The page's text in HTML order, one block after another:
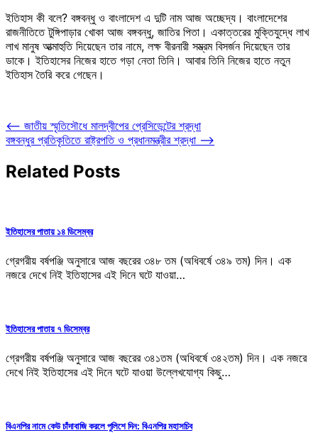
ইতিহাস কী বলে? বঙ্গবন্ধু ও বাংলাদেশ এ দুটি নাম আজ অচ্ছেদ্য। বাংলাদেশের
রাজনীতিতে টুঙ্গিপাড়ার খোকা আজ বঙ্গবন্ধু, জাতির পিতা। একাত্তরের মুক্তিযুদ্ধে লাখ
লাখ মানুষ আত্মাহুতি দিয়েছেন তার নামে, লক্ষ বীরনারী সম্ভ্রম বিসর্জন দিয়েছেন তার
ডাকে। ইতিহাসের নিজের হাতে গড়া নেতা তিনি। আবার তিনি নিজের হাতে নতুন
ইতিহাস তৈরি করে গেছেন।
Post
navigation
⟵ জাতীয় স্মৃতিসৌধে মালদ্বীপের প্রেসিডেন্টের শ্রদ্ধা
বঙ্গবন্ধুর প্রতিকৃতিতে রাষ্ট্রপতি ও প্রধানমন্ত্রীর শ্রদ্ধা ⟶
Related Posts
ইতিহাসের পাতায় ১৪ ডিসেম্বর
গ্রেগরীয় বর্ষপঞ্জি অনুসারে আজ বছরের ৩৪৮ তম (অধিবর্ষে ৩৪৯ তম) দিন। এক
নজরে দেখে নিই ইতিহাসের এই দিনে ঘটে যাওয়া…
ইতিহাসের পাতায় ৭ ডিসেম্বর
গ্রেগরীয় বর্ষপঞ্জি অনুসারে আজ বছরের ৩৪১তম (অধিবর্ষে ৩৪২তম) দিন। এক নজরে
দেখে নিই ইতিহাসের এই দিনে ঘটে যাওয়া উল্লেখযোগ্য কিছু…
বিএনপির নামে কেউ চাঁদাবাজি করলে পুলিশে দিন: বিএনপির মহাসচিব